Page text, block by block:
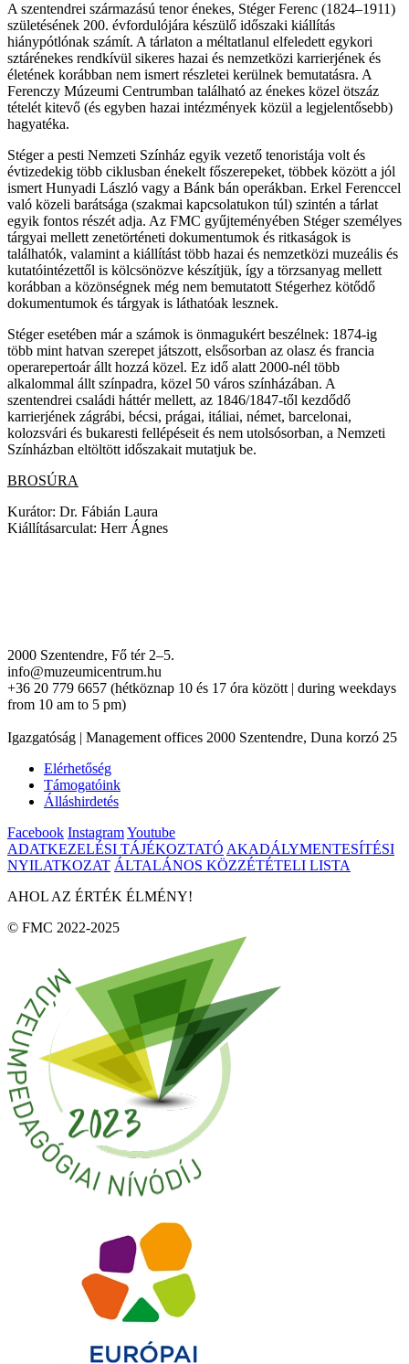
A szentendrei származású tenor énekes, Stéger Ferenc (1824–1911)
születésének 200. évfordulójára készülő időszaki kiállítás
hiánypótlónak számít. A tárlaton a méltatlanul elfeledett egykori
sztárénekes rendkívül sikeres hazai és nemzetközi karrierjének és
életének korábban nem ismert részletei kerülnek bemutatásra. A
Ferenczy Múzeumi Centrumban található az énekes közel ötszáz
tételét kitevő (és egyben hazai intézmények közül a legjelentősebb)
hagyatéka.
Stéger a pesti Nemzeti Színház egyik vezető tenoristája volt és
évtizedekig több ciklusban énekelt főszerepeket, többek között a jól
ismert Hunyadi László vagy a Bánk bán operákban. Erkel Ferenccel
való közeli barátsága (szakmai kapcsolatukon túl) szintén a tárlat
egyik fontos részét adja. Az FMC gyűjteményében Stéger személyes
tárgyai mellett zenetörténeti dokumentumok és ritkaságok is
találhatók, valamint a kiállítást több hazai és nemzetközi muzeális és
kutatóintézettől is kölcsönözve készítjük, így a törzsanyag mellett
korábban a közönségnek még nem bemutatott Stégerhez kötődő
dokumentumok és tárgyak is láthatóak lesznek.
Stéger esetében már a számok is önmagukért beszélnek: 1874-ig
több mint hatvan szerepet játszott, elsősorban az olasz és francia
operarepertoár állt hozzá közel. Ez idő alatt 2000-nél több
alkalommal állt színpadra, közel 50 város színházában. A
szentendrei családi háttér mellett, az 1846/1847-től kezdődő
karrierjének zágrábi, bécsi, prágai, itáliai, német, barcelonai,
kolozsvári és bukaresti fellépéseit és nem utolsósorban, a Nemzeti
Színházban eltöltött időszakait mutatjuk be.
BROSÚRA
Kurátor: Dr. Fábián Laura
Kiállításarculat: Herr Ágnes
2000 Szentendre, Fő tér 2–5.
info@muzeumicentrum.hu
+36 20 779 6657 (hétköznap 10 és 17 óra között | during weekdays
from 10 am to 5 pm)
Igazgatóság | Management offices 2000 Szentendre, Duna korzó 25
Elérhetőség
Támogatóink
Álláshirdetés
Facebook InstagramYoutube
ADATKEZELÉSI TÁJÉKOZTATÓ AKADÁLYMENTESÍTÉSI
NYILATKOZAT ÁLTALÁNOS KÖZZÉTÉTELI LISTA
AHOL AZ ÉRTÉK ÉLMÉNY!
© FMC 2022-2025